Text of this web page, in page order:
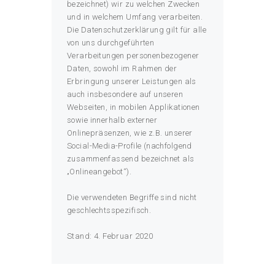
bezeichnet) wir zu welchen Zwecken
und in welchem Umfang verarbeiten.
Die Datenschutzerklärung gilt für alle
von uns durchgeführten
Verarbeitungen personenbezogener
Daten, sowohl im Rahmen der
Erbringung unserer Leistungen als
auch insbesondere auf unseren
Webseiten, in mobilen Applikationen
sowie innerhalb externer
Onlinepräsenzen, wie z.B. unserer
Social-Media-Profile (nachfolgend
zusammenfassend bezeichnet als
„Onlineangebot“).
Die verwendeten Begriffe sind nicht
geschlechtsspezifisch.
Stand: 4. Februar 2020